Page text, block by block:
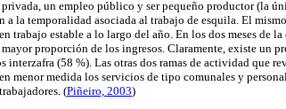
un empleo público y ser pequeño productor (la
la temporalidad asociada al trabajo de esquila. El
trabajo estable a lo largo del año. En los dos meses de
proporción de los ingresos. Claramente, existe un
interzafra (58 %). Las otras dos ramas de actividad que
menor medida los servicios de tipo comunales y
(Piñeiro, 2003)